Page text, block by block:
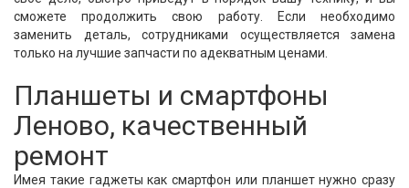
сможете продолжить свою работу. Если необходимо
заменить деталь, сотрудниками осуществляется замена
только на лучшие запчасти по адекватным ценами.
Планшеты и смартфоны
Леново, качественный
ремонт
Имея такие гаджеты как смартфон или планшет нужно сразу